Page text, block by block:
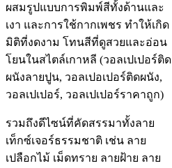
ผสมรูปแบบการพิมพ์สีทั้งด้านและ
เงา และการใช้กากเพชร ทำให้เกิด
มิติที่งดงาม โทนสีที่ดูสวยและอ่อน
โยนในสไตล์เกาหลี (วอลเปเปอร์ติด
ผนังลายปูน, วอลเปอเปอร์ติดผนัง,
วอลเปเปอร์, วอลเปเปอร์ราคาถูก)
รวมถึงดีไซน์ที่คัดสรรมาทั้งลาย
เท็กซ์เจอร์ธรรมชาติ เช่น ลาย
เปลือกไม้ เม็ดทราย ลายฝ้าย ลาย